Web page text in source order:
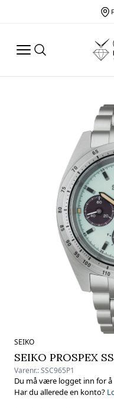
SEIKO
SEIKO PROSPEX
Varenr.:SSC965P1
Du må være logget inn for
Har du allerede en konto?